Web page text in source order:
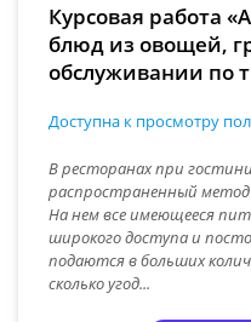
Курсовая работа
блюд из овощей,
обслуживании по
Доступна к просмотру
В ресторанах при
распространенный
На нем все имеющееся
широкого доступа и
подаются в больших
сколько угод...